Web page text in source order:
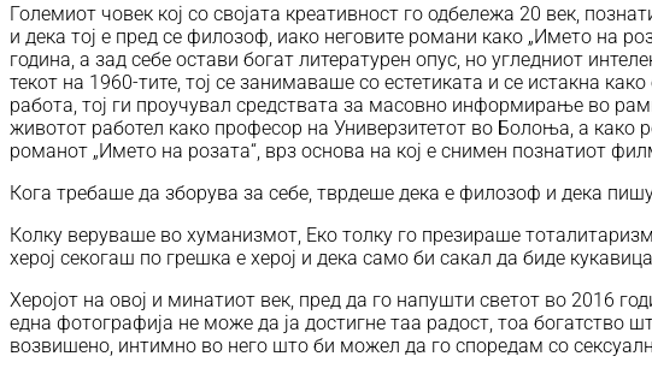
Големиот човек кој со својата креативност го одбележа 20 век,
и дека тој е пред се филозоф, иако неговите романи како „Името на
година, а зад себе остави богат литературен опус, но угледниот
текот на 1960-тите, тој се занимаваше со естетиката и се истакна
работа, тој ги проучувал средствата за масовно информирање во
животот работел како професор на Универзитетот во Болоња, а како
романот „Името на розата“, врз основа на кој е снимен познатиот
Кога требаше да зборува за себе, тврдеше дека е филозоф и дека
Колку веруваше во хуманизмот, Еко толку го презираше
херој секогаш по грешка е херој и дека само би сакал да биде
Херојот на овој и минатиот век, пред да го напушти светот во 2016
една фотографија не може да ја достигне таа радост, тоа
возвишено, интимно во него што би можел да го споредам со